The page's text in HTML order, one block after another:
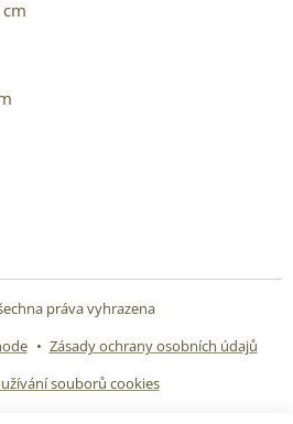
práva vyhrazena
Zásady ochrany osobních údajů
souborů cookies